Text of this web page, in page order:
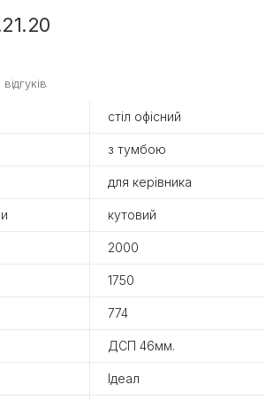
стіл офісний
з тумбою
для керівника
кутовий
2000
1750
774
ДСП 46мм.
Ідеал